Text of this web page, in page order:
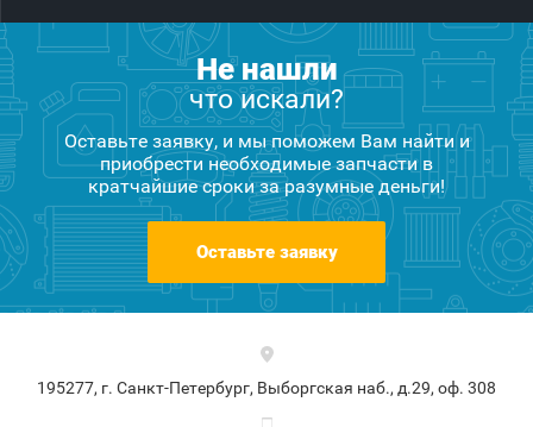
Не нашли
что искали?
Оставьте заявку, и мы поможем Вам найти и
приобрести необходимые запчасти в
кратчайшие сроки за разумные деньги!
Оставьте заявку
195277, г. Санкт-Петербург, Выборгская наб., д.29, оф. 308